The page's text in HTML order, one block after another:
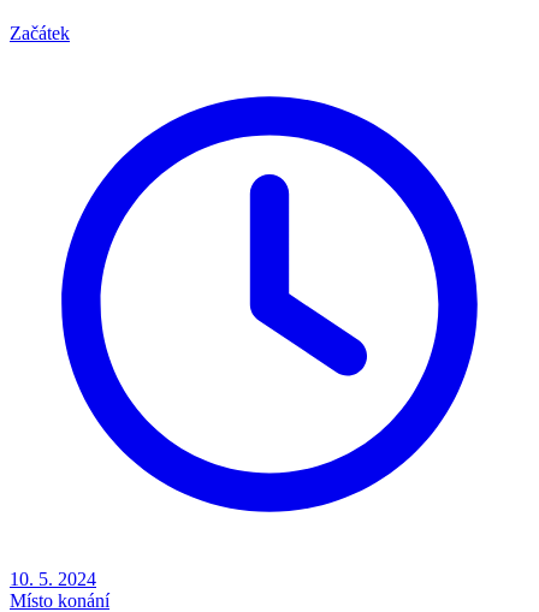
Začátek
10. 5. 2024
Místo konání